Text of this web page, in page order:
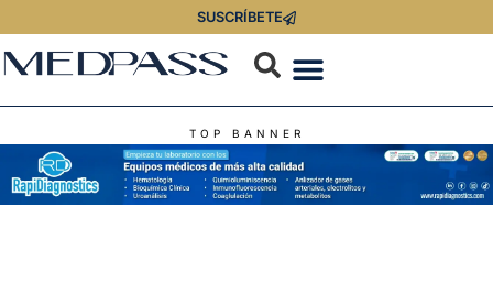
SUSCRÍBETE
TOP BANNER